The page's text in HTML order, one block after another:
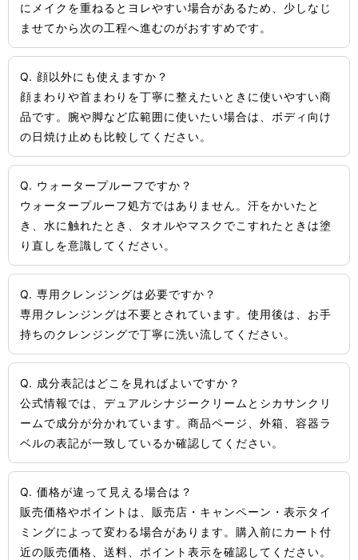
にメイクを重ねるとヨレやすい場合があるため、少しなじ
ませてから次の工程へ進むのがおすすめです。
Q. 顔以外にも使えますか？
顔まわりや首まわりを丁寧に整えたいときに使いやすい商
品です。腕や脚など広範囲に使いたい場合は、ボディ向け
の日焼け止めも比較してください。
Q. ウォータープルーフですか？
ウォータープルーフ処方ではありません。汗をかいたと
き、水に触れたとき、タオルやマスクでこすれたときは塗
り直しを意識してください。
Q. 専用クレンジングは必要ですか？
専用クレンジングは不要とされています。使用後は、お手
持ちのクレンジングで丁寧に洗い流してください。
Q. 成分表記はどこを見ればよいですか？
公式情報では、デュアルシナジークリームとシカサンクリ
ームで成分が分かれています。商品ページ、外箱、容器ラ
ベルの表記が一致しているか確認してください。
Q. 価格が違って見える場合は？
販売価格やポイントは、販売店・キャンペーン・表示タイ
ミングによって変わる場合があります。購入前にカート付
近の販売価格、送料、ポイント表示を確認してください。